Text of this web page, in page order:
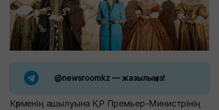
@newsroomkz — жазылыңыз!
Көрменің ашылуына ҚР Премьер-Министрінің